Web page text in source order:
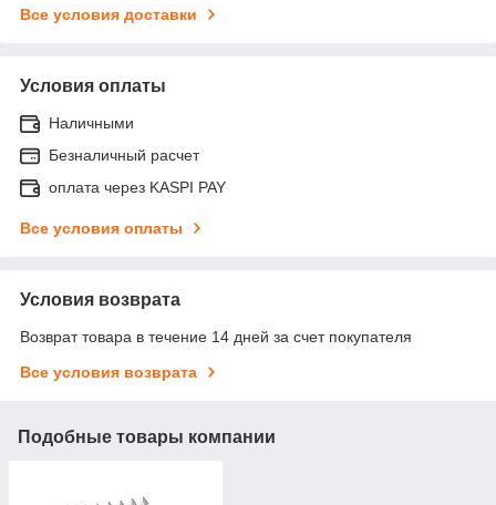
Все условия доставки
Условия оплаты
Наличными
Безналичный расчет
оплата через KASPI PAY
Все условия оплаты
Условия возврата
Возврат товара в течение 14 дней за счет покупателя
Все условия возврата
Подобные товары компании